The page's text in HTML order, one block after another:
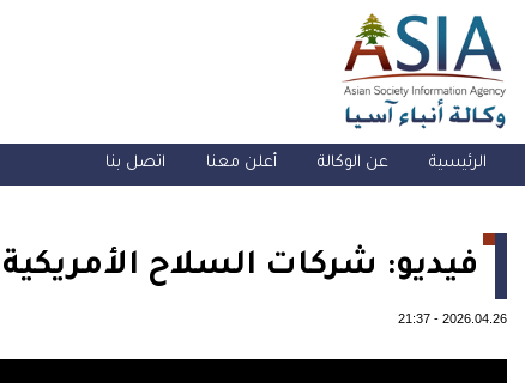
الرئيسية عن الوكالة أعلن معنا اتصل بنا
فيديو: شركات السلاح
2026.04.26
-
21:37